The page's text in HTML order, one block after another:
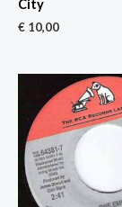
City
€ 10,00